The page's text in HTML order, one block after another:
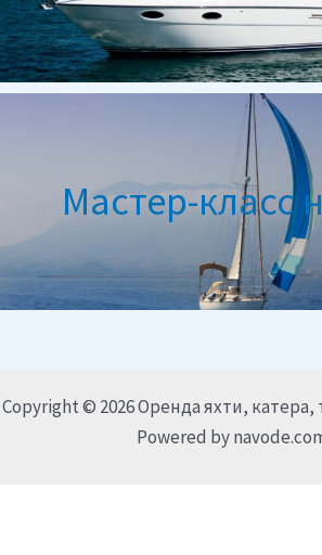
Мастер-класс
Copyright © 2026 Оренда яхти, катера,
Powered by